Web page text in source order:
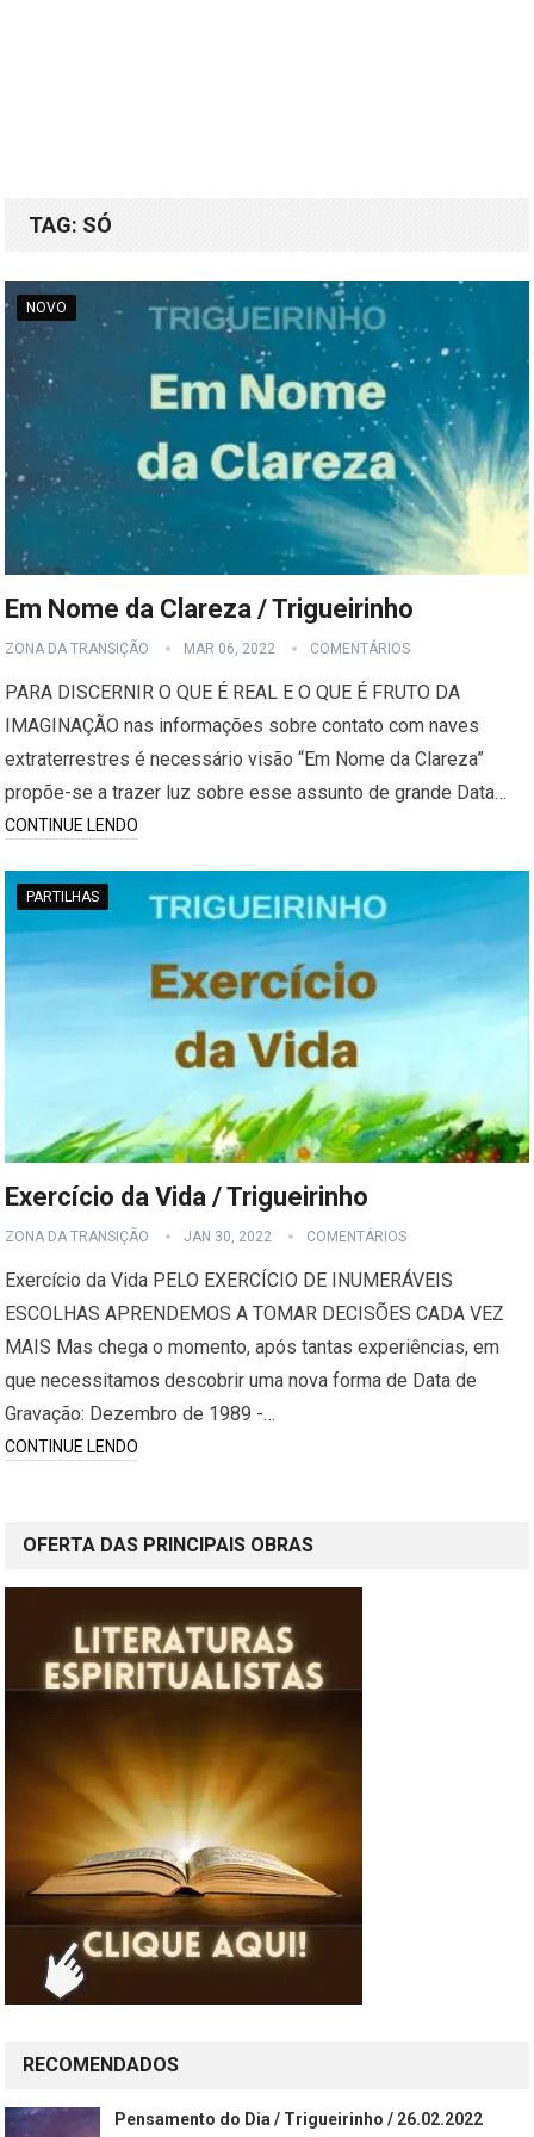
TAG: SÓ
NOVO
Em Nome da Clareza / Trigueirinho
ZONA DA TRANSIÇÃO MAR 06, 2022 COMENTÁRIOS
PARA DISCERNIR O QUE É REAL E O QUE É FRUTO DA
IMAGINAÇÃO nas informações sobre contato com naves
extraterrestres é necessário visão “Em Nome da Clareza”
propõe-se a trazer luz sobre esse assunto de grande Data…
CONTINUE LENDO
PARTILHAS
Exercício da Vida / Trigueirinho
ZONA DA TRANSIÇÃO JAN 30, 2022 COMENTÁRIOS
Exercício da Vida PELO EXERCÍCIO DE INUMERÁVEIS
ESCOLHAS APRENDEMOS A TOMAR DECISÕES CADA VEZ
MAIS Mas chega o momento, após tantas experiências, em
que necessitamos descobrir uma nova forma de Data de
Gravação: Dezembro de 1989 -…
CONTINUE LENDO
OFERTA DAS PRINCIPAIS OBRAS
RECOMENDADOS
Pensamento do Dia / Trigueirinho / 26.02.2022